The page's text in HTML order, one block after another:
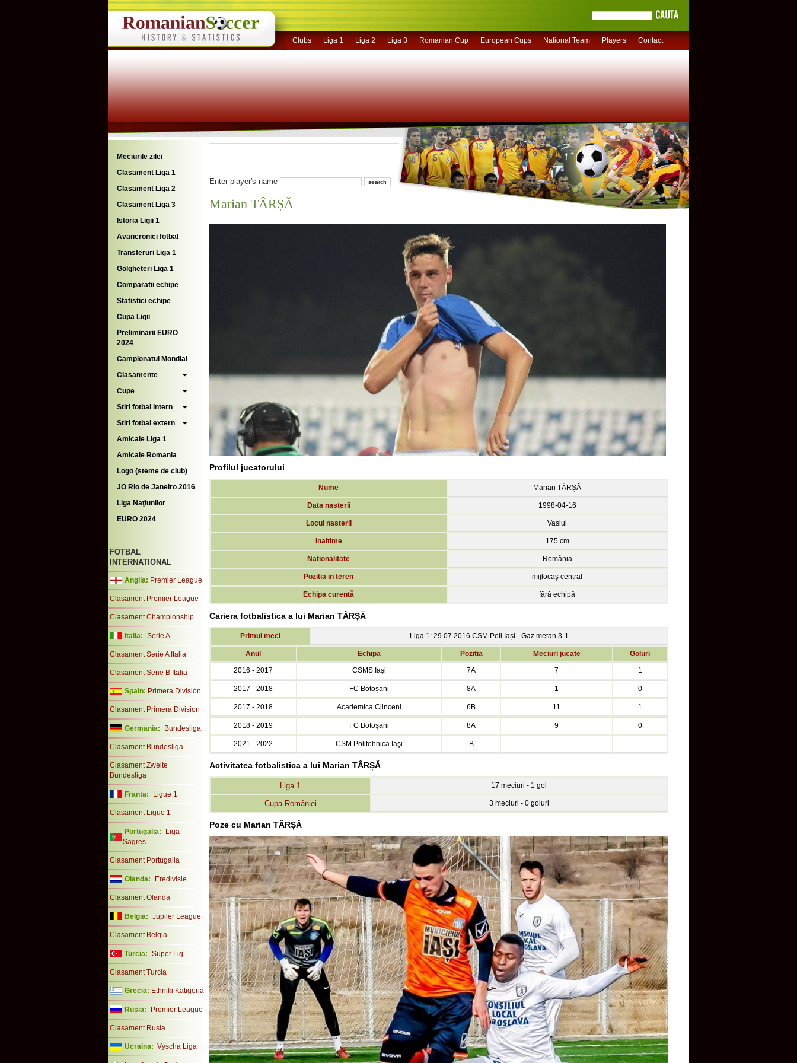
Clubs Liga 1 Liga 2 Liga 3 Romanian Cup European Cups National Team Players Contact
Meciurile zilei
Clasament Liga 1
Clasament Liga 2
Clasament Liga 3
Istoria Ligii 1
Avancronici fotbal
Transferuri Liga 1
Golgheteri Liga 1
Comparatii echipe
Statistici echipe
Cupa Ligii
Preliminarii EURO
2024
Campionatul Mondial
Clasamente
Cupe
Stiri fotbal intern
Stiri fotbal extern
Amicale Liga 1
Amicale Romania
Logo (steme de club)
JO Rio de Janeiro 2016
Liga Naţiunilor
EURO 2024
FOTBAL
INTERNATIONAL
Anglia: Premier League
Clasament Premier League
Clasament Championship
Italia: Serie A
Clasament Serie A Italia
Clasament Serie B Italia
Spain: Primera División
Clasament Primera Division
Germania: Bundesliga
Clasament Bundesliga
Clasament Zweite
Bundesliga
Franta: Ligue 1
Clasament Ligue 1
Portugalia:
Liga
Sagres
Clasament Portugalia
Olanda: Eredivisie
Clasament Olanda
Belgia: Jupiler League
Clasament Belgia
Turcia: Süper Lig
Clasament Turcia
Grecia: Ethniki Katigoria
Rusia: Premier League
Clasament Rusia
Ucraina: Vyscha Liga
Enter player's name
Marian TÂRȘĂ
Profilul jucatorului
Nume Marian TÂRȘĂ
Data nasterii 1998-04-16
Locul nasterii Vaslui
Inaltime 175 cm
Nationalitate România
Pozitia in teren mijlocaş central
Echipa curentă fără echipă
Cariera fotbalistica a lui Marian TÂRȘĂ
Primul meci Liga 1: 29.07.2016 CSM Poli Iași - Gaz metan 3-1
Anul Echipa Pozitia Meciuri jucate
Goluri
2016 - 2017
CSMS Iași 7A 7 1
2017 - 2018 FC Botoșani 8A 1 0
2017 - 2018 Academica Clinceni 6B 11 1
2018 - 2019 FC Botoșani 8A 9 0
2021 - 2022 CSM Politehnica Iaşi B
Activitatea fotbalistica a lui Marian TÂRȘĂ
Liga 1 17 meciuri - 1 gol
Cupa României 3 meciuri - 0 goluri
Poze cu Marian TÂRȘĂ